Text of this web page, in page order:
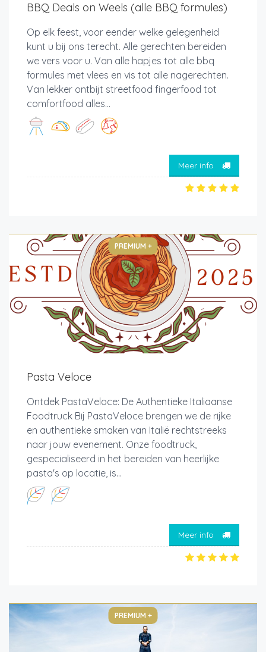
BBQ Deals on Weels (alle BBQ formules)
Op elk feest, voor eender welke gelegenheid
kunt u bij ons terecht. Alle gerechten bereiden
we vers voor u. Van alle hapjes tot alle bbq
formules met vlees en vis tot alle nagerechten.
Van lekker ontbijt streetfood fingerfood tot
comfortfood alles...
Meer info
PREMIUM +
Pasta Veloce
Ontdek PastaVeloce: De Authentieke Italiaanse
Foodtruck Bij PastaVeloce brengen we de rijke
en authentieke smaken van Italië rechtstreeks
naar jouw evenement. Onze foodtruck,
gespecialiseerd in het bereiden van heerlijke
pasta's op locatie, is...
Meer info
PREMIUM +